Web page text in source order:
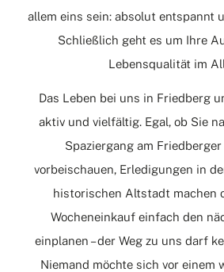
allem eins sein: absolut entspannt
Schließlich geht es um Ihre
Lebensqualität im
Das Leben bei uns in Friedberg
aktiv und vielfältig. Egal, ob Sie
Spaziergang am
vorbeischauen, Erledigungen in
historischen Altstadt machen
Wocheneinkauf einfach den
einplanen – der Weg zu uns darf
Niemand möchte sich vor einem